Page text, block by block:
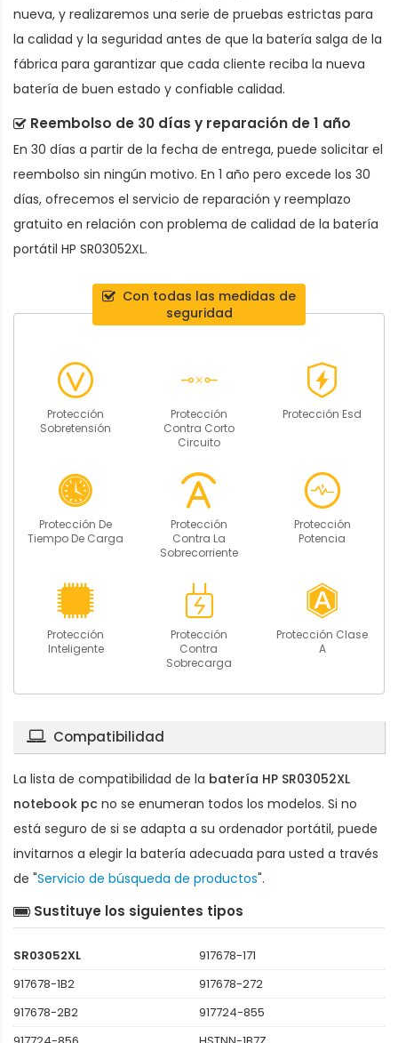
nueva, y realizaremos una serie de pruebas estrictas para
la calidad y la seguridad antes de que la batería salga de la
fábrica para garantizar que cada cliente reciba la nueva
batería de buen estado y confiable calidad.
Reembolso de 30 días y reparación de 1 año
En 30 días a partir de la fecha de entrega, puede solicitar el
reembolso sin ningún motivo. En 1 año pero excede los 30
días, ofrecemos el servicio de reparación y reemplazo
gratuito en relación con problema de calidad de la batería
portátil HP SR03052XL.
Con todas las medidas de
seguridad
Protección
Sobretensión
Protección
Contra Corto
Circuito
Protección Esd
Protección De
Tiempo De Carga
Protección
Contra La
Sobrecorriente
Protección
Potencia
Protección
Inteligente
Protección
Contra
Sobrecarga
Protección Clase
A
Compatibilidad
La lista de compatibilidad de la batería HP SR03052XL
notebook pc no se enumeran todos los modelos. Si no
está seguro de si se adapta a su ordenador portátil, puede
invitarnos a elegir la batería adecuada para usted a través
de "Servicio de búsqueda de productos".
Sustituye los siguientes tipos
SR03052XL
917678-171
917678-1B2
917678-272
917678-2B2
917724-855